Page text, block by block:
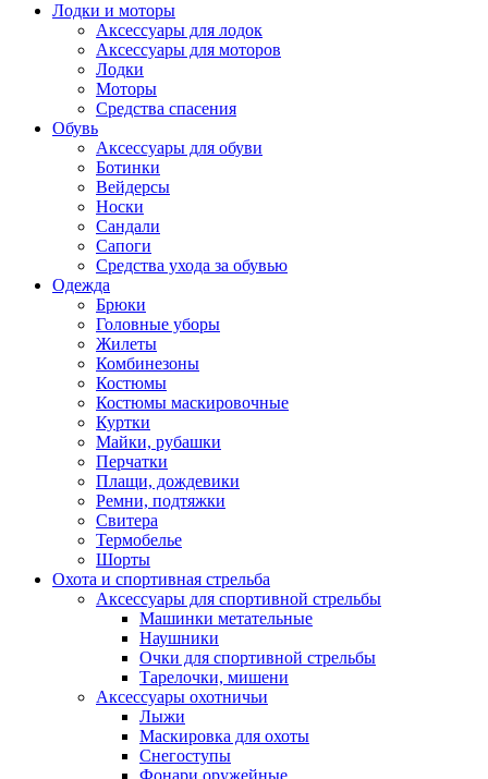
Лодки и моторы
Аксессуары для лодок
Аксессуары для моторов
Лодки
Моторы
Средства спасения
Обувь
Аксессуары для обуви
Ботинки
Вейдерсы
Носки
Сандали
Сапоги
Средства ухода за обувью
Одежда
Брюки
Головные уборы
Жилеты
Комбинезоны
Костюмы
Костюмы маскировочные
Куртки
Майки, рубашки
Перчатки
Плащи, дождевики
Ремни, подтяжки
Свитера
Термобелье
Шорты
Охота и спортивная стрельба
Аксессуары для спортивной стрельбы
Машинки метательные
Наушники
Очки для спортивной стрельбы
Тарелочки, мишени
Аксессуары охотничьи
Лыжи
Маскировка для охоты
Снегоступы
Фонари оружейные